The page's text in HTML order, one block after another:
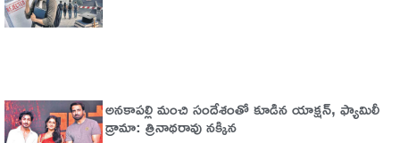
అనకాపల్లి మంచి సందేశంతో కూడిన యాక్షన్, ఫ్యామిలీ
డ్రామా: త్రినాథరావు నక్కిన